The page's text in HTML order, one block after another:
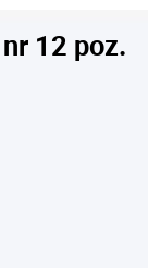
12 poz.